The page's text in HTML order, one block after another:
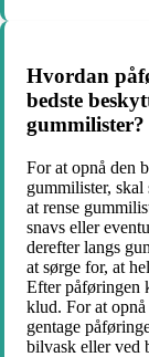
Hvordan
bedste
gummilister?
For at opnå den
gummilister,
at rense
snavs eller
derefter langs
at sørge for, at
Efter påføringen
klud. For at opnå
gentage
bilvask eller ved